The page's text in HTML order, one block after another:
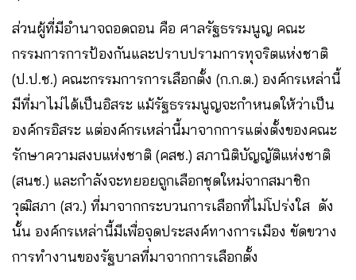
ส่วนผู้ที่มีอำนาจถอดถอน คือ ศาลรัฐธรรมนูญ คณะ
กรรมการการป้องกันและปราบปรามการทุจริตแห่งชาติ
(ป.ป.ช.) คณะกรรมการการเลือกตั้ง (ก.ก.ต.) องค์กรเหล่านี้
มีที่มาไม่ได้เป็นอิสระ แม้รัฐธรรมนูญจะกำหนดให้ว่าเป็น
องค์กรอิสระ แต่องค์กรเหล่านี้มาจากการแต่งตั้งของคณะ
รักษาความสงบแห่งชาติ (คสช.) สภานิติบัญญัติแห่งชาติ
(สนช.) และกำลังจะทยอยถูกเลือกชุดใหม่จากสมาชิก
วุฒิสภา (สว.) ที่มาจากกระบวนการเลือกที่ไม่โปร่งใส ดัง
นั้น องค์กรเหล่านี้มีเพื่อจุดประสงค์ทางการเมือง ขัดขวาง
การทำงานของรัฐบาลที่มาจากการเลือกตั้ง